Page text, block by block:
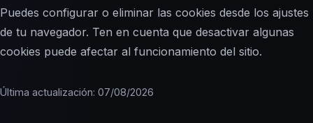
Puedes configurar o eliminar las cookies desde los ajustes
de tu navegador. Ten en cuenta que desactivar algunas
cookies puede afectar al funcionamiento del sitio.
Última actualización: 07/08/2026